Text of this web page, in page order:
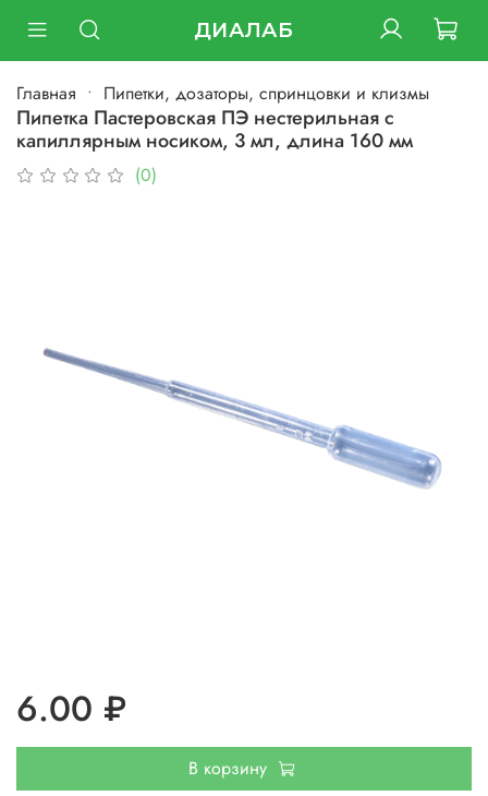
ДИАЛАБ
Главная Пипетки, дозаторы, спринцовки и клизмы
Пипетка Пастеровская ПЭ нестерильная с
капиллярным носиком, 3 мл, длина 160 мм
(0)
6.00 ₽
В корзину